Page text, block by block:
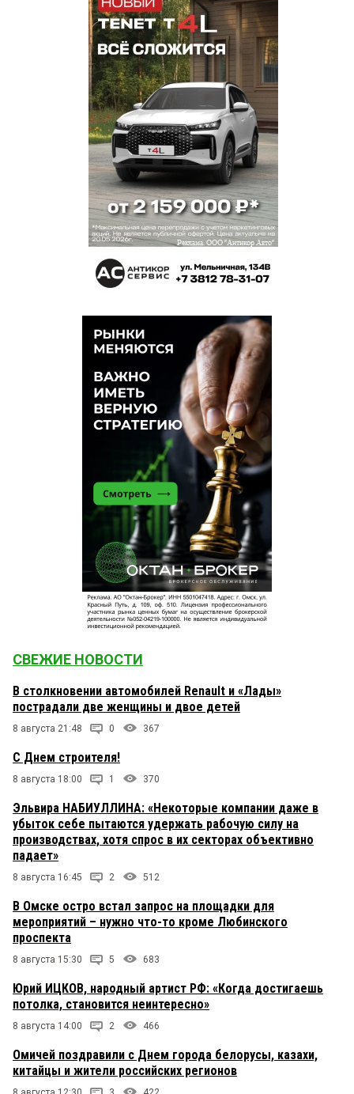
СВЕЖИЕ НОВОСТИ
В столкновении автомобилей Renault и «Лады»
пострадали две женщины и двое детей
8 августа 21:48 0 367
С Днем строителя!
8 августа 18:00 1 370
Эльвира НАБИУЛЛИНА: «Некоторые компании даже в
убыток себе пытаются удержать рабочую силу на
производствах, хотя спрос в их секторах объективно
падает»
8 августа 16:45 2 512
В Омске остро встал запрос на площадки для
мероприятий – нужно что-то кроме Любинского
проспекта
8 августа 15:30 5 683
Юрий ИЦКОВ, народный артист РФ: «Когда достигаешь
потолка, становится неинтересно»
8 августа 14:00 2 466
Омичей поздравили с Днем города белорусы, казахи,
китайцы и жители российских регионов